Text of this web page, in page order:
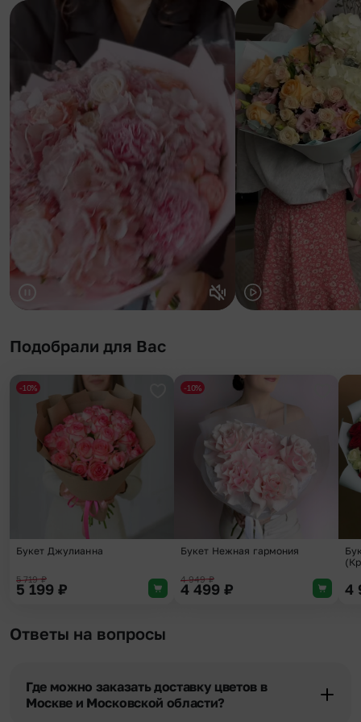
Подобрали для Вас
Добавить в избранное
-10%
Букет Джулианна
5 719₽
5 199 ₽
-10%
Букет Нежная гармония
4 949₽
4 499 ₽ 4
Ответы на вопросы
Где можно заказать доставку цветов в
Москве и Московской области?